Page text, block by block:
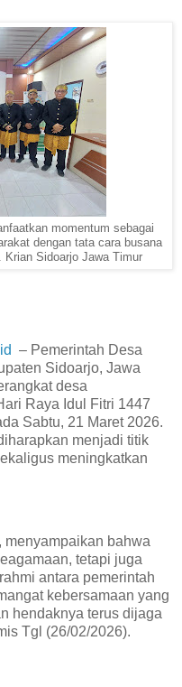
momentum sebagai
dengan tata cara busana
Sidoarjo Jawa Timur
– Pemerintah Desa
Sidoarjo, Jawa
desa
Raya Idul Fitri 1447
Sabtu, 21 Maret 2026.
menjadi titik
meningkatkan
menyampaikan bahwa
tetapi juga
antara pemerintah
kebersamaan yang
hendaknya terus dijaga
Tgl (26/02/2026).